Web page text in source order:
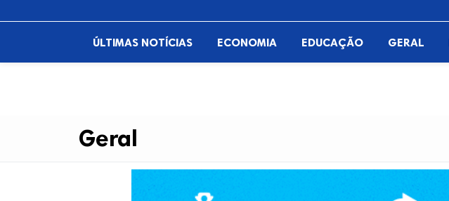
ÚLTIMAS NOTÍCIAS ECONOMIA EDUCAÇÃO GERAL
Geral